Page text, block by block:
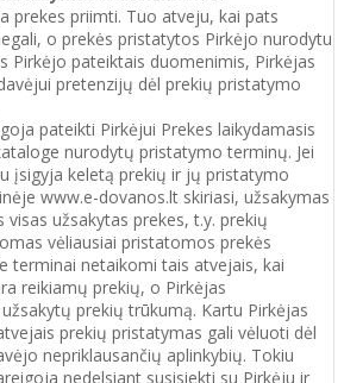
prekes priimti. Tuo atveju, kai pats
o prekės pristatytos Pirkėjo nurodytu
Pirkėjo pateiktais duomenimis, Pirkėjas
pretenzijų dėl prekių pristatymo
pateikti Pirkėjui Prekes laikydamasis
nurodytų pristatymo terminų. Jei
įsigyja keletą prekių ir jų pristatymo
www.e-dovanos.lt skiriasi, užsakymas
užsakytas prekes, t.y. prekių
vėliausiai pristatomos prekės
terminai netaikomi tais atvejais, kai
reikiamų prekių, o Pirkėjas
prekių trūkumą. Kartu Pirkėjas
prekių pristatymas gali vėluoti dėl
nepriklausančių aplinkybių. Tokiu
nedelsiant susisiekti su Pirkėju ir